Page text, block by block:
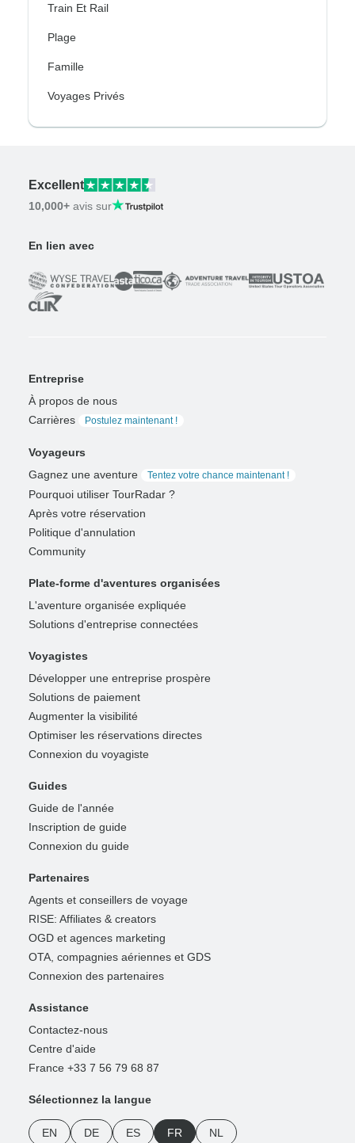
Train Et Rail
Plage
Famille
Voyages Privés
Excellent
10,000+ avis sur
En lien avec
Entreprise
À propos de nous
Carrières
Postulez maintenant !
Voyageurs
Gagnez une aventure
Tentez votre chance maintenant !
Pourquoi utiliser TourRadar ?
Après votre réservation
Politique d'annulation
Community
Plate-forme d'aventures organisées
L'aventure organisée expliquée
Solutions d'entreprise connectées
Voyagistes
Développer une entreprise prospère
Solutions de paiement
Augmenter la visibilité
Optimiser les réservations directes
Connexion du voyagiste
Guides
Guide de l'année
Inscription de guide
Connexion du guide
Partenaires
Agents et conseillers de voyage
RISE: Affiliates & creators
OGD et agences marketing
OTA, compagnies aériennes et GDS
Connexion des partenaires
Assistance
Contactez-nous
Centre d'aide
France +33 7 56 79 68 87
Sélectionnez la langue
EN DE ES FR NL